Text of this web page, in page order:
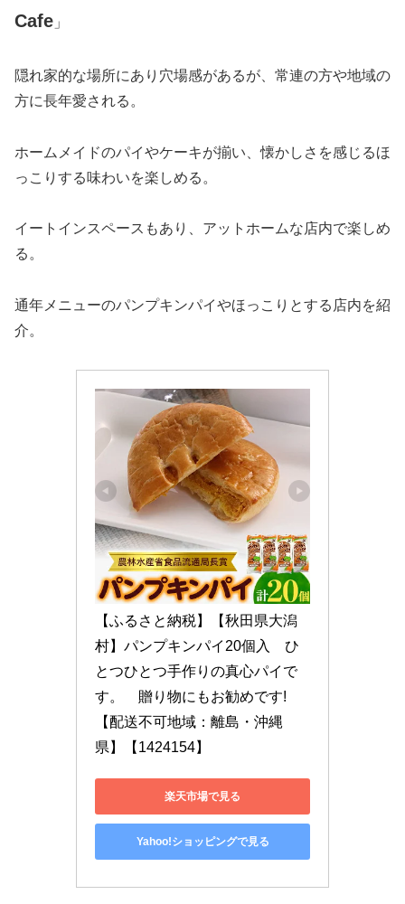
Cafe 」
隠れ家的な場所にあり穴場感があるが、常連の方や地域の
方に長年愛される。
ホームメイドのパイやケーキが揃い、懐かしさを感じるほ
っこりする味わいを楽しめる。
イートインスペースもあり、アットホームな店内で楽しめ
る。
通年メニューのパンプキンパイやほっこりとする店内を紹
介。
【ふるさと納税】【秋田県大潟
村】パンプキンパイ20個入　ひ
とつひとつ手作りの真心パイで
す。　贈り物にもお勧めです!
【配送不可地域：離島・沖縄
県】【1424154】
楽天市場で見る
Yahoo!ショッピングで見る